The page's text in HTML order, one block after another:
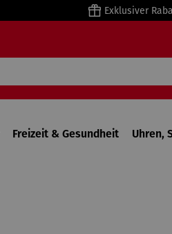
Exklusiver
Freizeit & Gesundheit Uhren,